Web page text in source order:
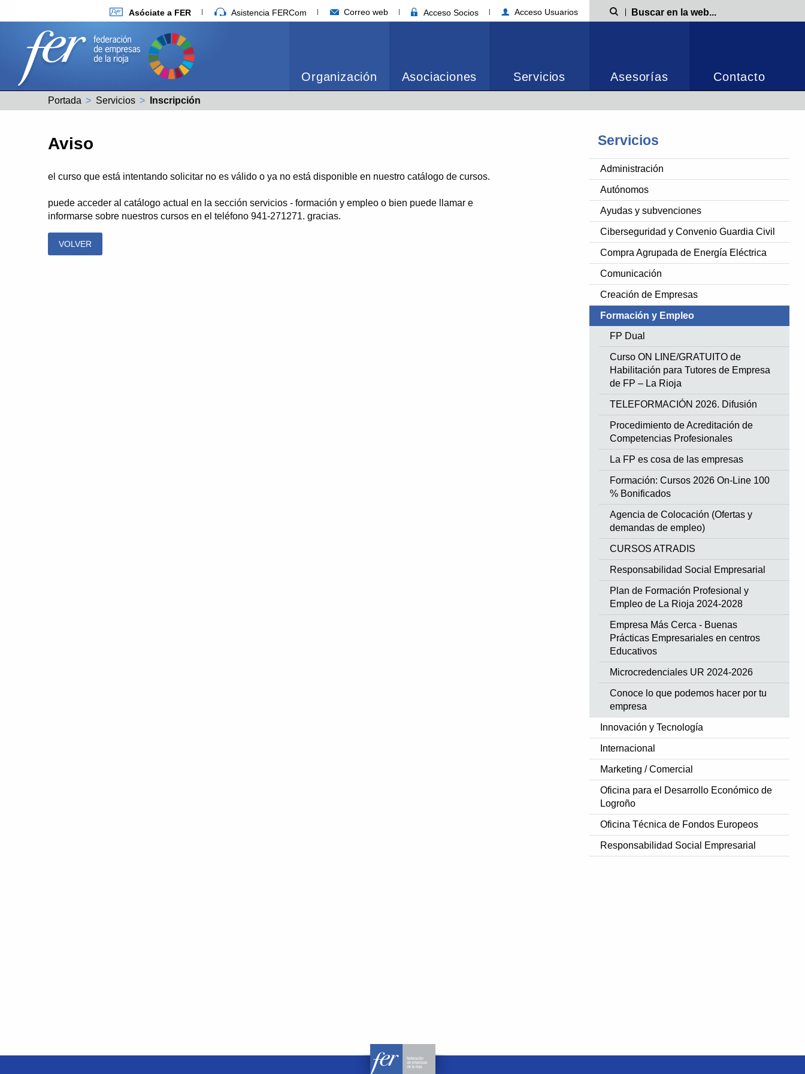
Asóciate a FER Asistencia FERCom Correo web Acceso Socios Acceso Usuarios Búsqueda
Organización Asociaciones Servicios Asesorías Contacto
Portada Servicios Actual:
Inscripción
Servicios
Administración
Autónomos
Ayudas y subvenciones
Ciberseguridad y Convenio Guardia Civil
Compra Agrupada de Energía Eléctrica
Comunicación
Creación de Empresas
Formación y Empleo
FP Dual
Curso ON LINE/GRATUITO de
Habilitación para Tutores de Empresa
de FP – La Rioja
TELEFORMACIÓN 2026. Difusión
Procedimiento de Acreditación de
Competencias Profesionales
La FP es cosa de las empresas
Formación: Cursos 2026 On-Line 100
% Bonificados
Agencia de Colocación (Ofertas y
demandas de empleo)
CURSOS ATRADIS
Responsabilidad Social Empresarial
Plan de Formación Profesional y
Empleo de La Rioja 2024-2028
Empresa Más Cerca - Buenas
Prácticas Empresariales en centros
Educativos
Microcredenciales UR 2024-2026
Conoce lo que podemos hacer por tu
empresa
Innovación y Tecnología
Internacional
Marketing / Comercial
Oficina para el Desarrollo Económico de
Logroño
Oficina Técnica de Fondos Europeos
Responsabilidad Social Empresarial
Aviso
el curso que está intentando solicitar no es válido o ya no está disponible en nuestro catálogo de cursos.
puede acceder al catálogo actual en la sección servicios - formación y empleo o bien puede llamar e
informarse sobre nuestros cursos en el teléfono 941-271271. gracias.
VOLVER